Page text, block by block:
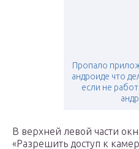
Пропало
андроиде что
если не
В верхней левой части
«Разрешить доступ к